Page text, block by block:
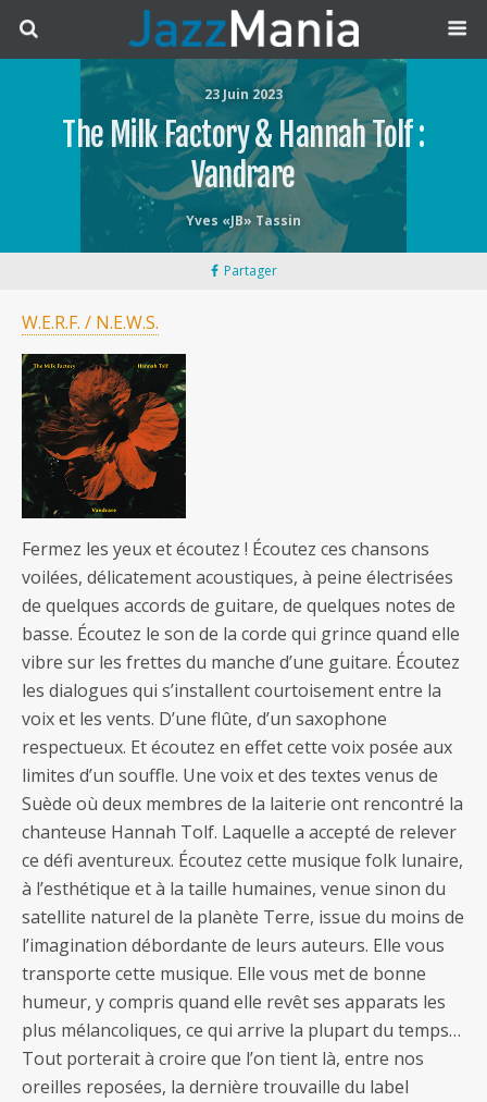
23 Juin 2023
The Milk Factory & Hannah Tolf :
Vandrare
Yves «JB» Tassin
Partager
W.E.R.F. / N.E.W.S.
Fermez les yeux et écoutez ! Écoutez ces chansons
voilées, délicatement acoustiques, à peine électrisées
de quelques accords de guitare, de quelques notes de
basse. Écoutez le son de la corde qui grince quand elle
vibre sur les frettes du manche d’une guitare. Écoutez
les dialogues qui s’installent courtoisement entre la
voix et les vents. D’une flûte, d’un saxophone
respectueux. Et écoutez en effet cette voix posée aux
limites d’un souffle. Une voix et des textes venus de
Suède où deux membres de la laiterie ont rencontré la
chanteuse Hannah Tolf. Laquelle a accepté de relever
ce défi aventureux. Écoutez cette musique folk lunaire,
à l’esthétique et à la taille humaines, venue sinon du
satellite naturel de la planète Terre, issue du moins de
l’imagination débordante de leurs auteurs. Elle vous
transporte cette musique. Elle vous met de bonne
humeur, y compris quand elle revêt ses apparats les
plus mélancoliques, ce qui arrive la plupart du temps…
Tout porterait à croire que l’on tient là, entre nos
oreilles reposées, la dernière trouvaille du label